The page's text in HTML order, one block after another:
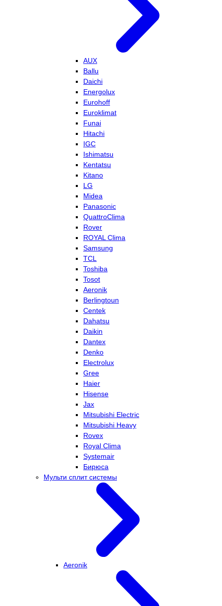
AUX
Ballu
Daichi
Energolux
Eurohoff
Euroklimat
Funai
Hitachi
IGC
Ishimatsu
Kentatsu
Kitano
LG
Midea
Panasonic
QuattroClima
Rover
ROYAL Clima
Samsung
TCL
Toshiba
Tosot
Aeronik
Berlingtoun
Centek
Dahatsu
Daikin
Dantex
Denko
Electrolux
Gree
Haier
Hisense
Jax
Mitsubishi Electric
Mitsubishi Heavy
Rovex
Royal Clima
Systemair
Бирюса
Мульти сплит системы
Aeronik